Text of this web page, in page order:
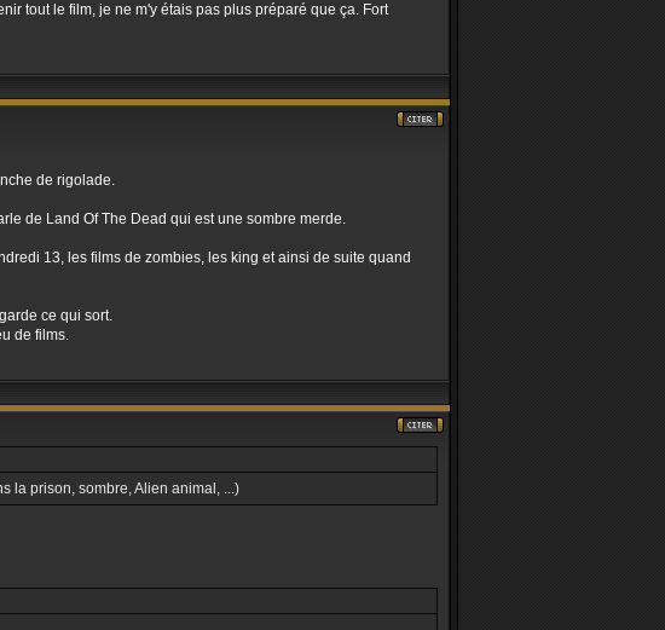
tout le film, je ne m'y étais pas plus préparé que ça. Fort
de rigolade.
de Land Of The Dead qui est une sombre merde.
13, les films de zombies, les king et ainsi de suite quand
ce qui sort.
de films.
la prison, sombre, Alien animal, ...)